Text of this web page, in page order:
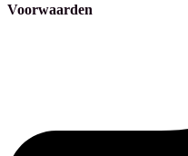
Voorwaarden